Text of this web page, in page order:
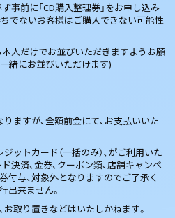
事前に「CD購入整理券」をお申し込み
ちでないお客様はご購入できない可能性
人だけでお並びいただきますようお願
緒にお並びいただけます)
ますが、全額前金にて、お支払いいた
ットカード（一括のみ）、がご利用いた
決済、金券、クーポン類、店舗キャンペ
付与、対象外となりますのでご了承く
出来ません。
取り置きなどはいたしかねます。